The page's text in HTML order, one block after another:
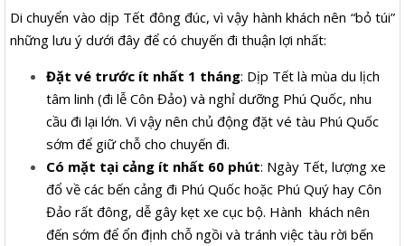
Di chuyển vào dịp Tết đông đúc, vì vậy hành khách nên “bỏ túi”
những lưu ý dưới đây để có chuyến đi thuận lợi nhất:
Đặt vé trước ít nhất 1 tháng: Dịp Tết là mùa du lịch
tâm linh (đi lễ Côn Đảo) và nghỉ dưỡng Phú Quốc, nhu
cầu đi lại lớn. Vì vậy nên chủ động đặt vé tàu Phú Quốc
sớm để giữ chỗ cho chuyến đi.
Có mặt tại cảng ít nhất 60 phút: Ngày Tết, lượng xe
đổ về các bến cảng đi Phú Quốc hoặc Phú Quý hay Côn
Đảo rất đông, dễ gây kẹt xe cục bộ. Hành khách nên
đến sớm để ổn định chỗ ngồi và tránh việc tàu rời bến